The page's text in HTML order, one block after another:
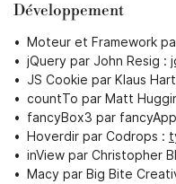
Développement
Moteur et Framework
jQuery par John Resig :
JS Cookie par Klaus
countTo par Matt
fancyBox3 par
Hoverdir par Codrops :
inView par Christopher
Macy par Big Bite